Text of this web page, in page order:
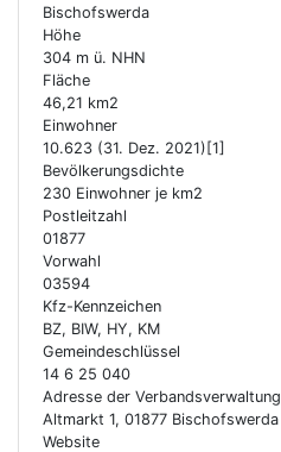
Bischofswerda
Höhe
304 m ü. NHN
Fläche
46,21 km2
Einwohner
10.623 (31. Dez. 2021)[1]
Bevölkerungsdichte
230 Einwohner je km2
Postleitzahl
01877
Vorwahl
03594
Kfz-Kennzeichen
BZ, BIW, HY, KM
Gemeindeschlüssel
14 6 25 040
Adresse der Verbandsverwaltung
Altmarkt 1, 01877 Bischofswerda
Website